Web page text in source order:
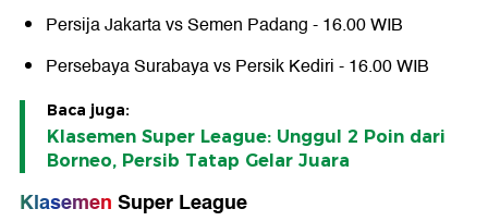
Persija JakartavsSemen Padang- 16.00 WIB
Persebaya SurabayavsPersik Kediri- 16.00 WIB
Baca juga:
Klasemen Super League: Unggul 2 Poin dari
Borneo, Persib Tatap Gelar Juara
Klasemen Super League